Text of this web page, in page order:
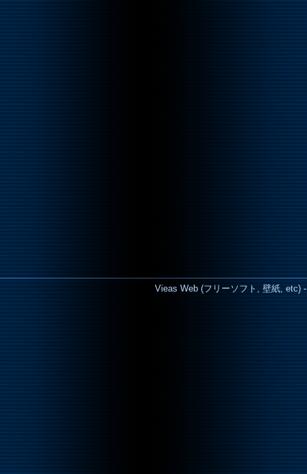
Vieas Web (フリーソフト, 壁紙, etc)